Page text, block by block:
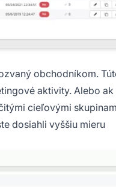
obchodníkom.
aktivity. Alebo ak
cieľovými
dosiahli vyššiu mieru